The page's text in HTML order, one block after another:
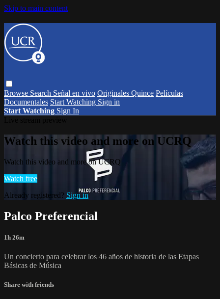
Skip to main content
Browse Search Señal en vivo Originales Quince Películas
Documentales Start Watching Sign in
Start Watching Sign In
Watch this video and more on UCRQ
Watch this video and more on UCRQ
Watch free
Already registered? Sign in
Palco Preferencial
1h 26m
Un concierto para celebrar los 46 años de historia de las Etapas
Básicas de Música
Share with friends